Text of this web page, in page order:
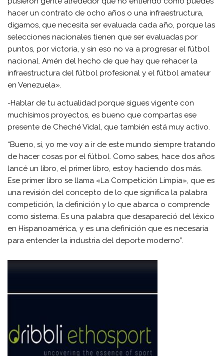
hacer un contrato de ocho años o una infraestructura,
digamos, que necesita ser evaluada cada año, porque las
selecciones nacionales tienen que ser evaluadas por
puntos, por victoria, y sin eso no va a progresar el fútbol
nacional. Amén del hecho de que hay que rehacer la
infraestructura del fútbol profesional y el fútbol amateur
en Venezuela».
-Hablar de tu actualidad porque sigues vigente con
muchísimos proyectos, es bueno que compartas ese
presente de Cheché Vidal, que también está muy activo.
“Bueno, sí, yo me voy a ir de este mundo siempre tratando
de hacer cosas por el fútbol. Como sabes, hace dos años
lancé un libro, el primer libro, estoy haciendo dos más.
Ese primer libro se llama «La Competición Limpia», que es
una revisión del concepto de lo que significa la palabra
competición, la definición y lo que abarca o comprende
como sistema. Es una palabra que desapareció del léxico
en Hispanoamérica, y es una definición que es necesaria
para entender la industria del deporte moderno”.